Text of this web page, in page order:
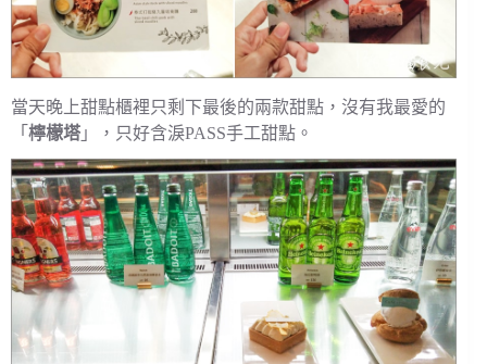
當天晚上甜點櫃裡只剩下最後的兩款甜點，沒有我最愛的
「 檸檬塔 」，只好含淚PASS手工甜點。